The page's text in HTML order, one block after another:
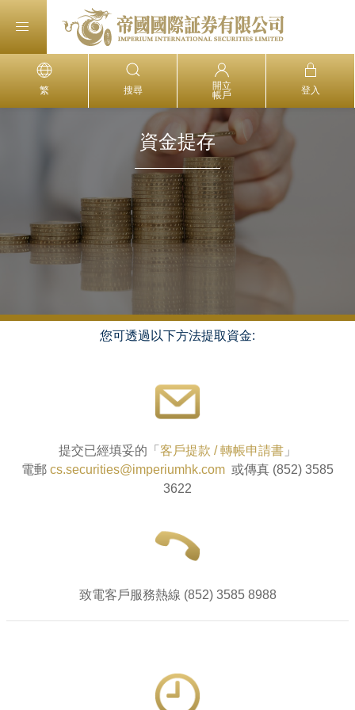
繁 搜尋
開立
帳戶
登入
資金提存
您可透過以下方法提取資金:
提交已經填妥的「 客戶提款 / 轉帳申請書 」
電郵 cs.securities@imperiumhk.com 或傳真 (852) 3585
3622
致電客戶服務熱線 (852) 3585 8988